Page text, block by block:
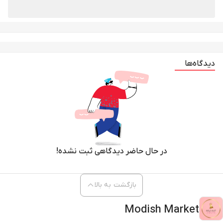
دیدگاه‌ها
در حال حاضر دیدگاهی ثبت نشده!
Modish Market
بازگشت به بالا